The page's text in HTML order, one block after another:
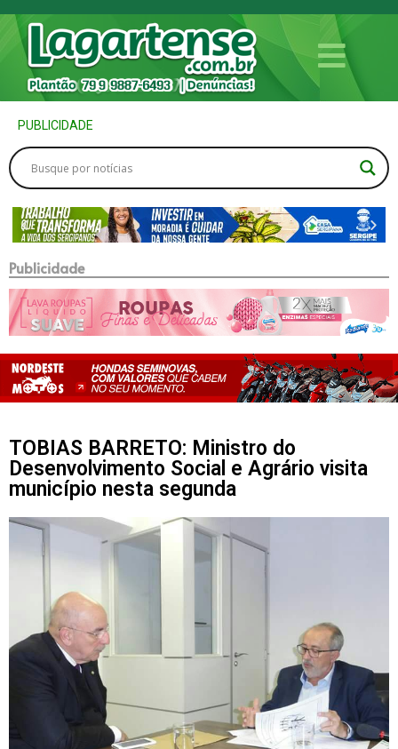
PUBLICIDADE
Publicidade
TOBIAS BARRETO: Ministro do
Desenvolvimento Social e Agrário visita
município nesta segunda